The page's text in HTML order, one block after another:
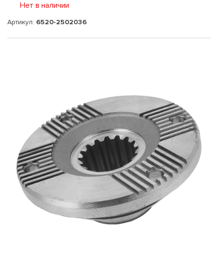
Нет в наличии
Артикул: 6520-2502036